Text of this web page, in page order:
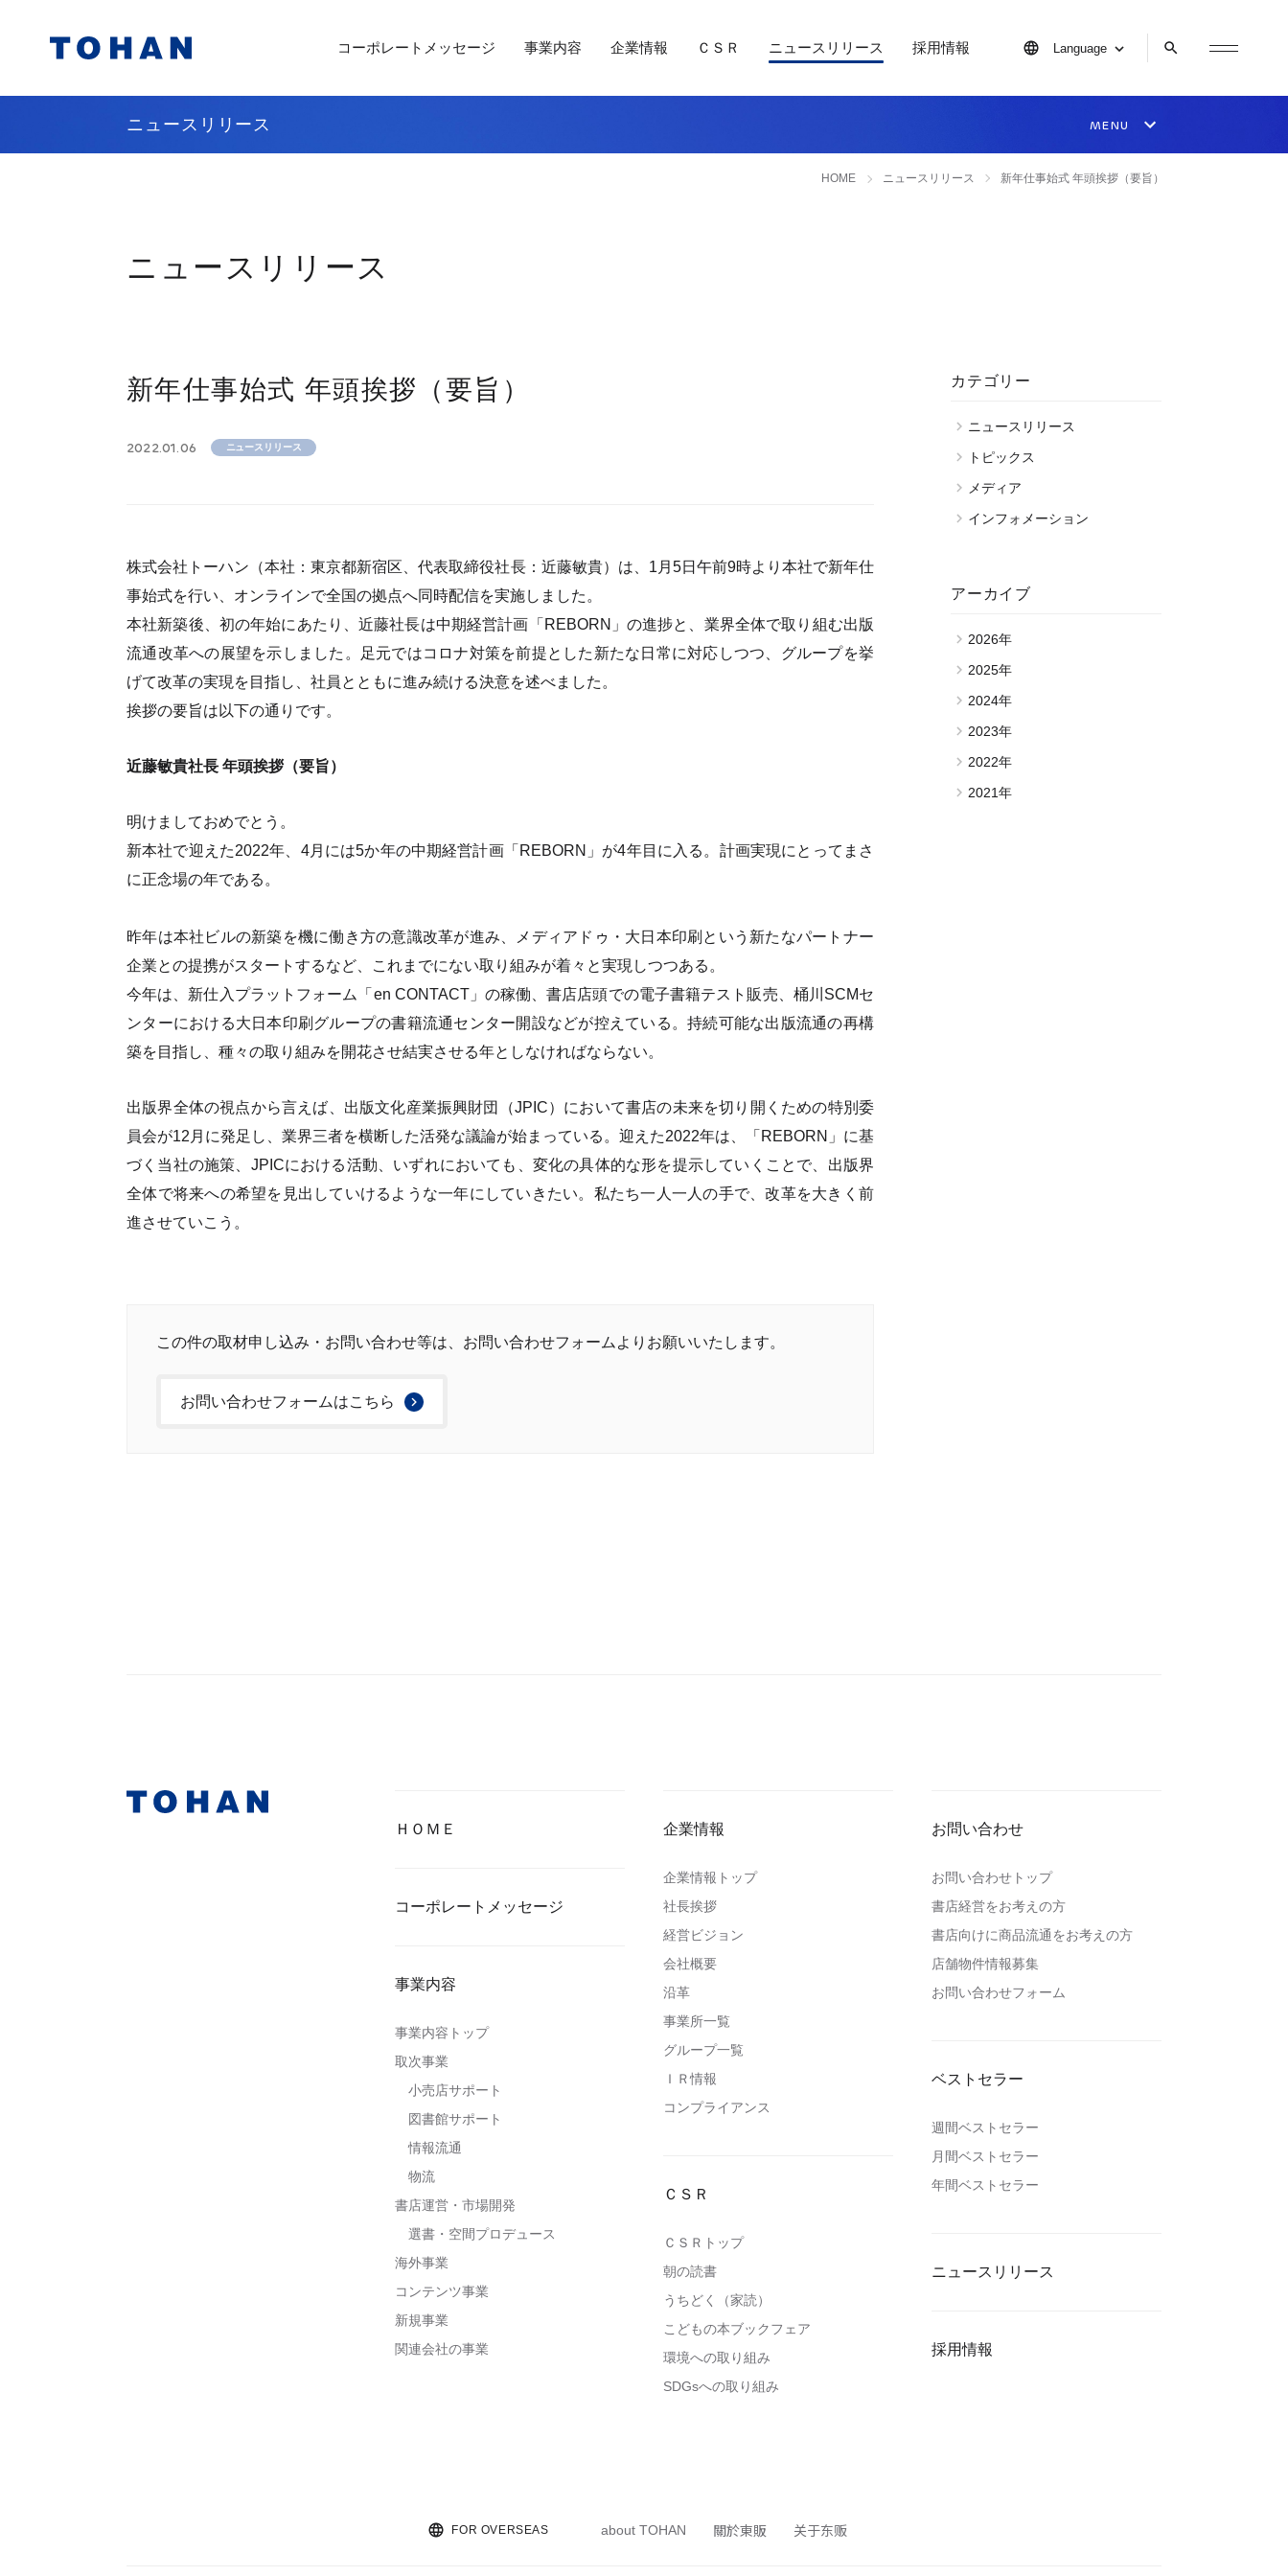
コーポレートメッセージ 事業内容 企業情報 ＣＳＲ ニュースリリース 採用情報 Language
ニュースリリース
HOME ニュースリリース 新年仕事始式 年頭挨拶（要旨）
ニュースリリース
新年仕事始式 年頭挨拶（要旨）
2022.01.06 ニュースリリース
株式会社トーハン（本社：東京都新宿区、代表取締役社長：近藤敏貴）は、1月5日午前9時より本社で新年仕
事始式を行い、オンラインで全国の拠点へ同時配信を実施しました。
本社新築後、初の年始にあたり、近藤社長は中期経営計画「REBORN」の進捗と、業界全体で取り組む出版
流通改革への展望を示しました。足元ではコロナ対策を前提とした新たな日常に対応しつつ、グループを挙
げて改革の実現を目指し、社員とともに進み続ける決意を述べました。
挨拶の要旨は以下の通りです。
近藤敏貴社長 年頭挨拶（要旨）
明けましておめでとう。
新本社で迎えた2022年、4月には5か年の中期経営計画「REBORN」が4年目に入る。計画実現にとってまさ
に正念場の年である。
昨年は本社ビルの新築を機に働き方の意識改革が進み、メディアドゥ・大日本印刷という新たなパートナー
企業との提携がスタートするなど、これまでにない取り組みが着々と実現しつつある。
今年は、新仕入プラットフォーム「en CONTACT」の稼働、書店店頭での電子書籍テスト販売、桶川SCMセ
ンターにおける大日本印刷グループの書籍流通センター開設などが控えている。持続可能な出版流通の再構
築を目指し、種々の取り組みを開花させ結実させる年としなければならない。
出版界全体の視点から言えば、出版文化産業振興財団（JPIC）において書店の未来を切り開くための特別委
員会が12月に発足し、業界三者を横断した活発な議論が始まっている。迎えた2022年は、「REBORN」に基
づく当社の施策、JPICにおける活動、いずれにおいても、変化の具体的な形を提示していくことで、出版界
全体で将来への希望を見出していけるような一年にしていきたい。私たち一人一人の手で、改革を大きく前
進させていこう。
この件の取材申し込み・お問い合わせ等は、お問い合わせフォームよりお願いいたします。
お問い合わせフォームはこちら
カテゴリー
ニュースリリース
トピックス
メディア
インフォメーション
アーカイブ
2026年
2025年
2024年
2023年
2022年
2021年
ＨＯＭＥ
コーポレートメッセージ
事業内容
事業内容トップ
取次事業
小売店サポート
図書館サポート
情報流通
物流
書店運営・市場開発
選書・空間プロデュース
海外事業
コンテンツ事業
新規事業
関連会社の事業
企業情報
企業情報トップ
社長挨拶
経営ビジョン
会社概要
沿革
事業所一覧
グループ一覧
ＩＲ情報
コンプライアンス
ＣＳＲ
ＣＳＲトップ
朝の読書
うちどく（家読）
こどもの本ブックフェア
環境への取り組み
SDGsへの取り組み
お問い合わせ
お問い合わせトップ
書店経営をお考えの方
書店向けに商品流通をお考えの方
店舗物件情報募集
お問い合わせフォーム
ベストセラー
週間ベストセラー
月間ベストセラー
年間ベストセラー
ニュースリリース
採用情報
FOR OVERSEAS about TOHAN 關於東販 关于东贩